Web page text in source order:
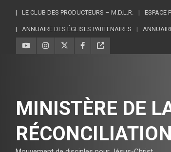
LE CLUB DES PRODUCTEURS – M.D.L.R. ESPACE
ANNUAIRE DES ÉGLISES PARTENAIRES
MINISTÈRE DE
RÉCONCILIATION